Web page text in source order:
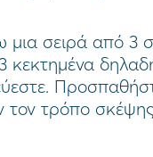
σειρά από 3
κεκτημένα
τρόπο